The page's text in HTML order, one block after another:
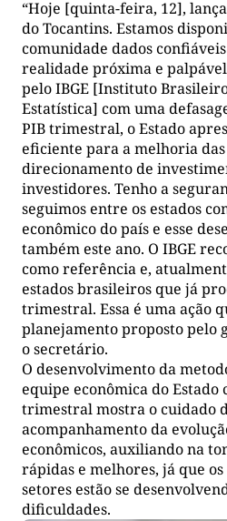
“Hoje [quinta-feira, 12],
do Tocantins. Estamos
comunidade dados
realidade próxima e
pelo IBGE [Instituto
Estatística] com uma
PIB trimestral, o Estado
eficiente para a melhoria
direcionamento de
investidores. Tenho a
seguimos entre os estados
econômico do país e esse
também este ano. O IBGE
como referência e,
estados brasileiros que já
trimestral. Essa é uma ação
planejamento proposto pelo
o secretário.
O desenvolvimento da
equipe econômica do Estado
trimestral mostra o cuidado
acompanhamento da
econômicos, auxiliando na
rápidas e melhores, já que
setores estão se
dificuldades.